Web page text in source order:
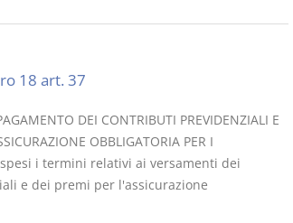
18 art. 37
DEI CONTRIBUTI PREVIDENZIALI E
OBBLIGATORIA PER I
i termini relativi ai versamenti dei
e dei premi per l'assicurazione